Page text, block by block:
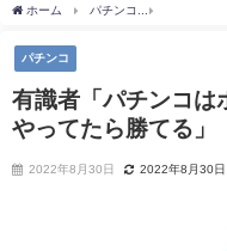
ホーム パチンコ
パチンコ
有識者「パチンコは
やってたら勝てる」
2022年8月30日 2022年8月30日